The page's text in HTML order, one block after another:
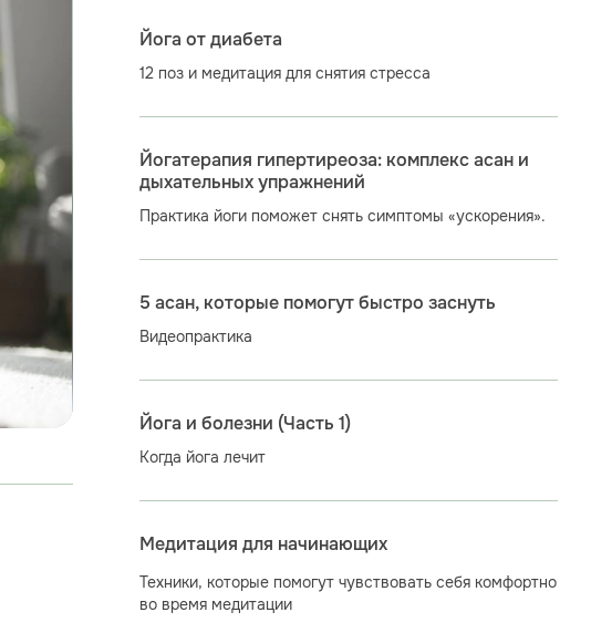
Йога от диабета
12 поз и медитация для снятия стресса
Йогатерапия гипертиреоза: комплекс асан и
дыхательных упражнений
Практика йоги поможет снять симптомы «ускорения».
5 асан, которые помогут быстро заснуть
Видеопрактика
Йога и болезни (Часть 1)
Когда йога лечит
Медитация для начинающих
Техники, которые помогут чувствовать себя комфортно
во время медитации